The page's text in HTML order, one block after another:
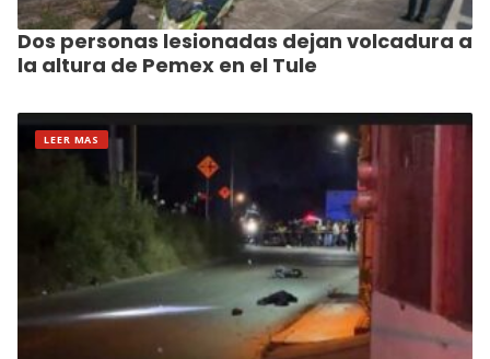
Dos personas lesionadas dejan volcadura a
la altura de Pemex en el Tule
LEER MAS